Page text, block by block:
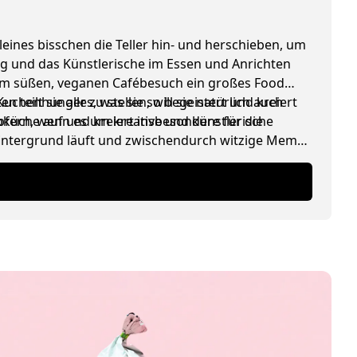
bisschen die Teller hin- und herschieben, um
und das Künstlerische im Essen und Anrichten
süßen, veganen Cafébesuch ein großes Food
zu stellen, will sie natürlich auch
auf und kreiert insbesondere für die
teilt sie alles, was sie so begeistert und kreiert
wenn es um kreative und künstlerische
läuft und zwischendurch witzige Memes